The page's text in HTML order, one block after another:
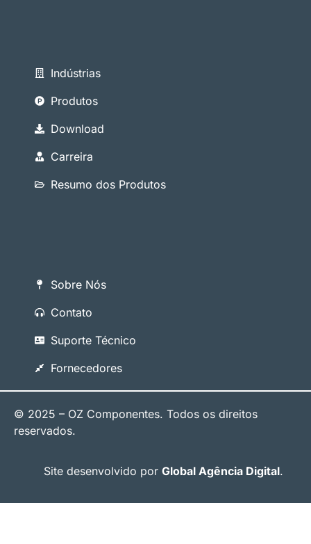
Indústrias
Produtos
Download
Carreira
Resumo dos Produtos
Sobre Nós
Contato
Suporte Técnico
Fornecedores
© 2025 – OZ Componentes. Todos os direitos
reservados.
Site desenvolvido por Global Agência Digital.